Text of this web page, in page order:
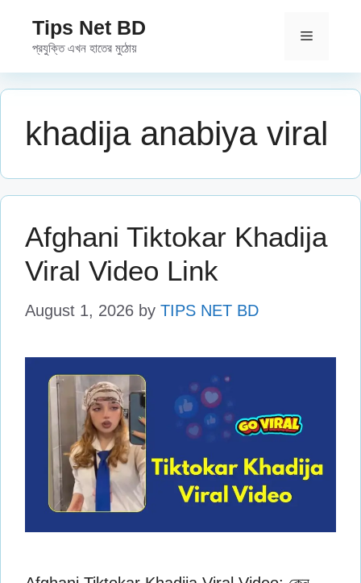
content
Tips Net BD
প্রযুক্তি এখন হাতের মুঠোয়
Menu
khadija anabiya viral
Afghani Tiktokar Khadija
Viral Video Link
August 1, 2026 by TIPS NET BD